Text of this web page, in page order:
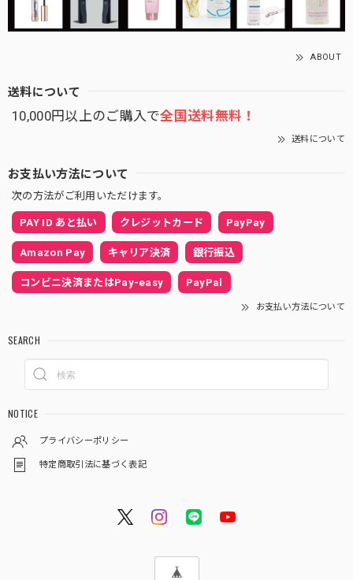
ABOUT
送料について
10,000円以上のご購入で全国送料無料！
送料について
お支払い方法について
次の方法がご利用いただけます。
PAY ID あと払い クレジットカード PayPay
Amazon Pay キャリア決済 銀行振込
コンビニ決済またはPay-easy PayPal
お支払い方法について
SEARCH
NOTICE
プライバシーポリシー
特定商取引法に基づく表記